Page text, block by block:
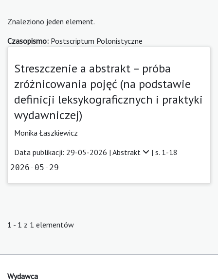
Znaleziono jeden element.
Czasopismo: Postscriptum Polonistyczne
Streszczenie a abstrakt – próba
zróżnicowania pojęć (na podstawie
definicji leksykograficznych i praktyki
wydawniczej)
Monika Łaszkiewicz
Data publikacji: 29-05-2026 | Abstrakt | s. 1-18
2026-05-29
1 - 1 z 1 elementów
Wydawca